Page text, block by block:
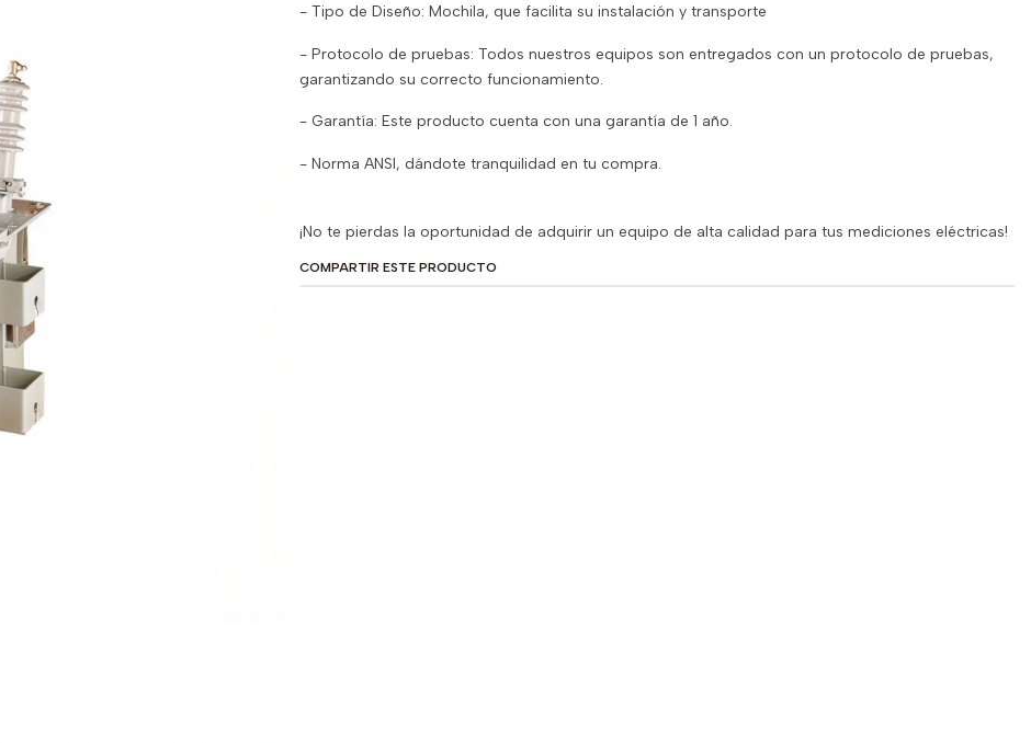
- Tipo de Diseño: Mochila, que facilita su instalación y transporte
- Protocolo de pruebas: Todos nuestros equipos son entregados con un protocolo de pruebas,
garantizando su correcto funcionamiento.
- Garantía: Este producto cuenta con una garantía de 1 año.
- Norma ANSI, dándote tranquilidad en tu compra.
¡No te pierdas la oportunidad de adquirir un equipo de alta calidad para tus mediciones eléctricas!
COMPARTIR ESTE PRODUCTO